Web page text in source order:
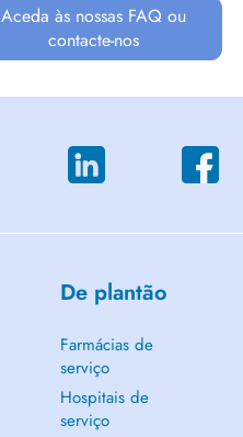
Aceda às nossas FAQ ou
contacte-nos
De plantão
Farmácias de
serviço
Hospitais de
serviço